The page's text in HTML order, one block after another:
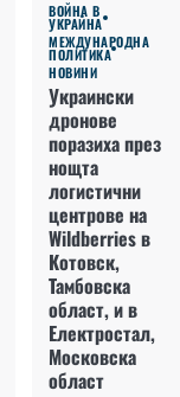
ВОЙНА В
УКРАЙНА
МЕЖДУНАРОДНА
ПОЛИТИКА
НОВИНИ
Украински
дронове
поразиха през
нощта
логистични
центрове на
Wildberries в
Котовск,
Тамбовска
област, и в
Електростал,
Московска
област